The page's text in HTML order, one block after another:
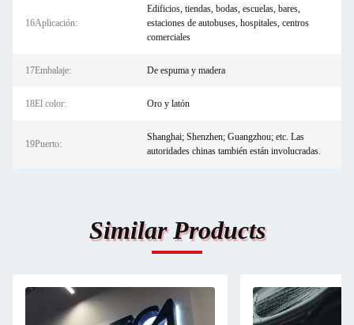
16Aplicación:
Edificios, tiendas, bodas, escuelas, bares,
estaciones de autobuses, hospitales, centros
comerciales
17Embalaje: De espuma y madera
18El color: Oro y latón
19Puerto:
Shanghai; Shenzhen; Guangzhou; etc. Las
autoridades chinas también están involucradas.
Similar Products